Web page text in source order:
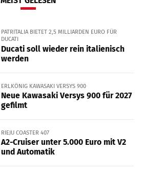
PATRITALIA BIETET 2,5 MILLIARDEN EURO FÜR
DUCATI
Ducati soll wieder rein italienisch
werden
ERLKÖNIG KAWASAKI VERSYS 900
Neue Kawasaki Versys 900 für 2027
gefilmt
RIEJU COASTER 407
A2-Cruiser unter 5.000 Euro mit V2
und Automatik